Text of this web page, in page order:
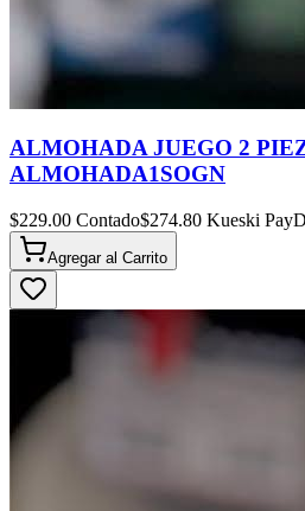
ALMOHADA JUEGO 2
ALMOHADA1SOGN
$229.00 Contado$274.80 Kueski Pay
Agregar al Carrito